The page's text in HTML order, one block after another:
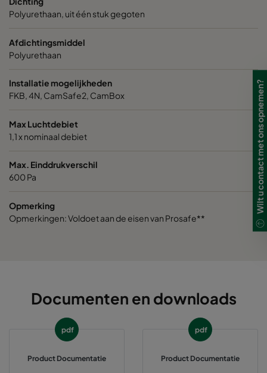
VGXL14-610x610x292-P-PS
VGXXL14-610x305x292-P-PS
Polyurethaan, uit één stuk gegoten
Afdichtingsmiddel
Polyurethaan
Installatie mogelijkheden
FKB, 4N, CamSafe2, CamBox
Max Luchtdebiet
1,1 x nominaal debiet
Max. Einddrukverschil
600 Pa
Opmerking
Opmerkingen: Voldoet aan de eisen van Prosafe**
Documenten en downloads
pdf
Product Documentatie
pdf
Product Documentatie
Wilt u contact met ons opnemen?